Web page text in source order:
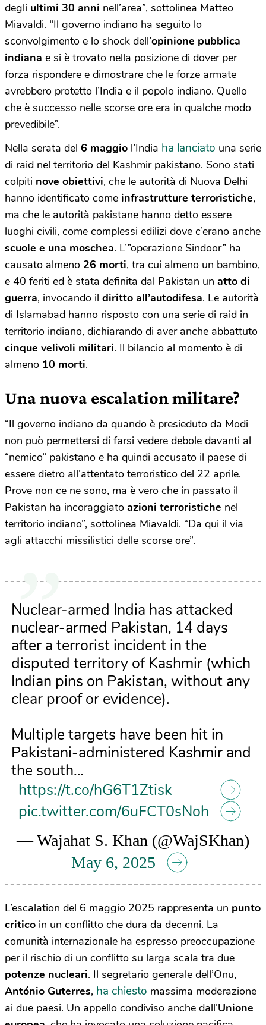
degli ultimi 30 anni nell’area”, sottolinea Matteo
Miavaldi. “Il governo indiano ha seguito lo
sconvolgimento e lo shock dell’opinione pubblica
indiana e si è trovato nella posizione di dover per
forza rispondere e dimostrare che le forze armate
avrebbero protetto l’India e il popolo indiano. Quello
che è successo nelle scorse ore era in qualche modo
prevedibile”.
Nella serata del 6 maggio l’India ha lanciato una serie
di raid nel territorio del Kashmir pakistano. Sono stati
colpiti nove obiettivi, che le autorità di Nuova Delhi
hanno identificato come infrastrutture terroristiche,
ma che le autorità pakistane hanno detto essere
luoghi civili, come complessi edilizi dove c’erano anche
scuole e una moschea. L’”operazione Sindoor” ha
causato almeno 26 morti, tra cui almeno un bambino,
e 40 feriti ed è stata definita dal Pakistan un atto di
guerra, invocando il diritto all’autodifesa. Le autorità
di Islamabad hanno risposto con una serie di raid in
territorio indiano, dichiarando di aver anche abbattuto
cinque velivoli militari. Il bilancio al momento è di
almeno 10 morti.
Una nuova escalation militare?
“Il governo indiano da quando è presieduto da Modi
non può permettersi di farsi vedere debole davanti al
“nemico” pakistano e ha quindi accusato il paese di
essere dietro all’attentato terroristico del 22 aprile.
Prove non ce ne sono, ma è vero che in passato il
Pakistan ha incoraggiato azioni terroristiche nel
territorio indiano”, sottolinea Miavaldi. “Da qui il via
agli attacchi missilistici delle scorse ore”.
Nuclear-armed India has attacked
nuclear-armed Pakistan, 14 days
after a terrorist incident in the
disputed territory of Kashmir (which
Indian pins on Pakistan, without any
clear proof or evidence).
Multiple targets have been hit in
Pakistani-administered Kashmir and
the south…
https://t.co/hG6T1Ztisk
pic.twitter.com/6uFCT0sNoh
— Wajahat S. Khan (@WajSKhan)
May 6, 2025
L’escalation del 6 maggio 2025 rappresenta un punto
critico in un conflitto che dura da decenni. La
comunità internazionale ha espresso preoccupazione
per il rischio di un conflitto su larga scala tra due
potenze nucleari. Il segretario generale dell’Onu,
António Guterres, ha chiesto massima moderazione
ai due paesi. Un appello condiviso anche dall’Unione